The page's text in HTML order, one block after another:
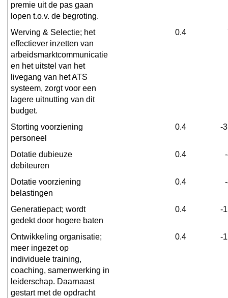
premie uit de pas gaan
lopen t.o.v. de begroting.
Werving & Selectie; het
effectiever inzetten van
arbeidsmarktcommunicatie
en het uitstel van het
livegang van het ATS
systeem, zorgt voor een
lagere uitnutting van dit
budget.
0.4
Storting voorziening
personeel
0.4 -
Dotatie dubieuze
debiteuren
0.4
Dotatie voorziening
belastingen
0.4
Generatiepact; wordt
gedekt door hogere baten
0.4 -
Ontwikkeling organisatie;
meer ingezet op
individuele training,
coaching, samenwerking in
leiderschap. Daarnaast
gestart met de opdracht
0.4 -